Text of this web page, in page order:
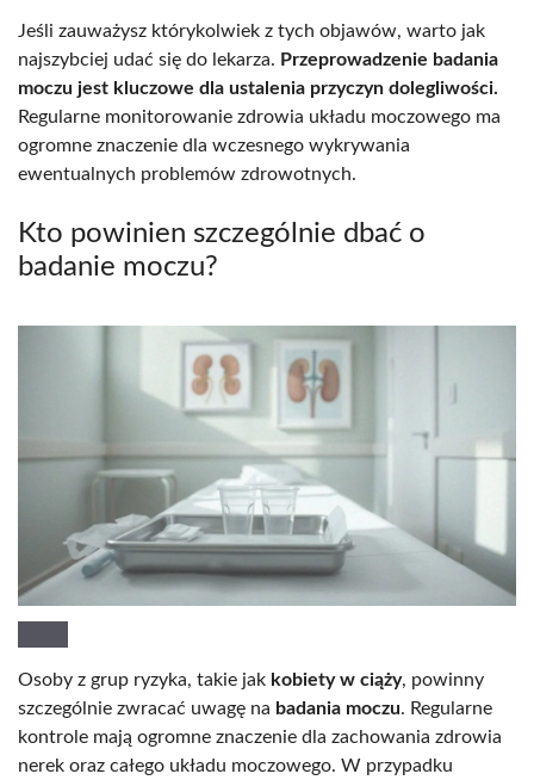
Jeśli zauważysz którykolwiek z tych objawów, warto jak
najszybciej udać się do lekarza. Przeprowadzenie badania
moczu jest kluczowe dla ustalenia przyczyn dolegliwości.
Regularne monitorowanie zdrowia układu moczowego ma
ogromne znaczenie dla wczesnego wykrywania
ewentualnych problemów zdrowotnych.
Kto powinien szczególnie dbać o
badanie moczu?
Osoby z grup ryzyka, takie jak kobiety w ciąży, powinny
szczególnie zwracać uwagę na badania moczu. Regularne
kontrole mają ogromne znaczenie dla zachowania zdrowia
nerek oraz całego układu moczowego. W przypadku